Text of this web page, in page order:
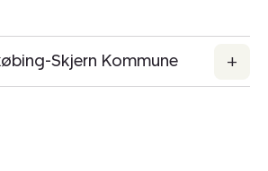
Skjern Kommune